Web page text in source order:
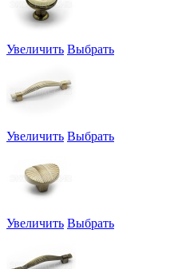
Увеличить Выбрать
Увеличить Выбрать
Увеличить Выбрать